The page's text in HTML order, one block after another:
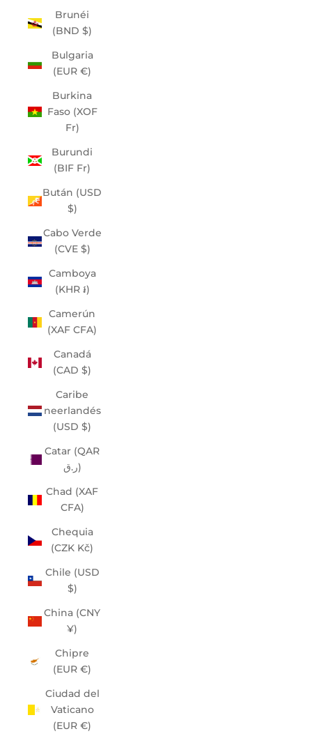
Brunéi
(BND $)
Bulgaria
(EUR €)
Burkina
Faso (XOF
Fr)
Burundi
(BIF Fr)
Bután (USD
$)
Cabo Verde
(CVE $)
Camboya
(KHR ៛)
Camerún
(XAF CFA)
Canadá
(CAD $)
Caribe
neerlandés
(USD $)
Catar (QAR
ر.ق)
Chad (XAF
CFA)
Chequia
(CZK Kč)
Chile (USD
$)
China (CNY
¥)
Chipre
(EUR €)
Ciudad del
Vaticano
(EUR €)